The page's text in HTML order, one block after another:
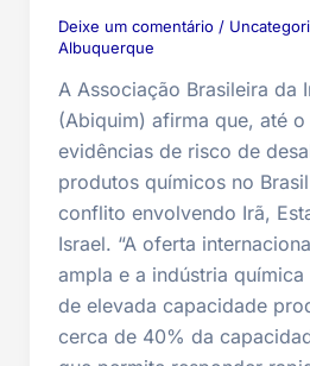
Deixe um comentário /
Albuquerque
A Associação Brasileira da
(Abiquim) afirma que, até
evidências de risco de
produtos químicos no
conflito envolvendo Irã,
Israel. “A oferta
ampla e a indústria
de elevada capacidade
cerca de 40% da